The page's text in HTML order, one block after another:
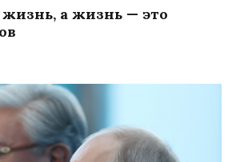
жизнь, а жизнь — это